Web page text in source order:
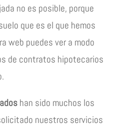
no es posible, porque
que es el que hemos
web puedes ver a modo
de contratos hipotecarios
han sido muchos los
nuestros servicios